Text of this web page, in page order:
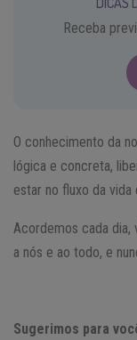
Receba
O conhecimento da
lógica e concreta,
estar no fluxo da vida
Acordemos cada dia,
a nós e ao todo, e
Sugerimos para